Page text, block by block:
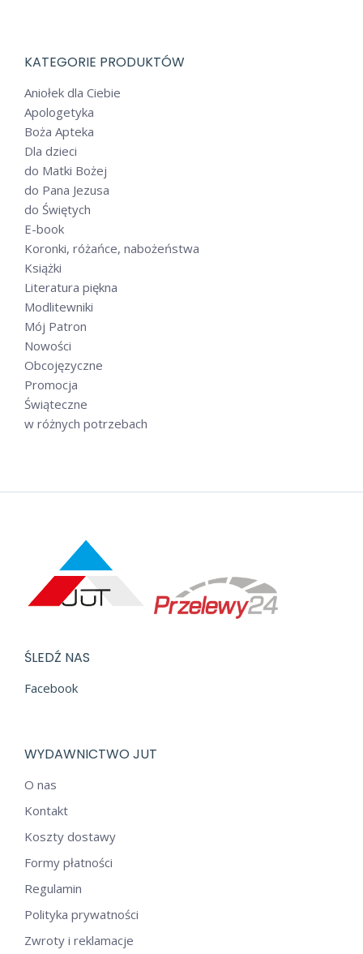
KATEGORIE PRODUKTÓW
Aniołek dla Ciebie
Apologetyka
Boża Apteka
Dla dzieci
do Matki Bożej
do Pana Jezusa
do Świętych
E-book
Koronki, różańce, nabożeństwa
Książki
Literatura piękna
Modlitewniki
Mój Patron
Nowości
Obcojęzyczne
Promocja
Świąteczne
w różnych potrzebach
ŚLEDŹ NAS
Facebook
WYDAWNICTWO JUT
O nas
Kontakt
Koszty dostawy
Formy płatności
Regulamin
Polityka prywatności
Zwroty i reklamacje